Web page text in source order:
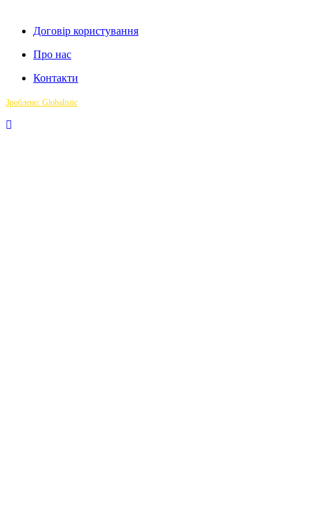
Договір користування
Про нас
Контакти
Зроблено: Globalistic